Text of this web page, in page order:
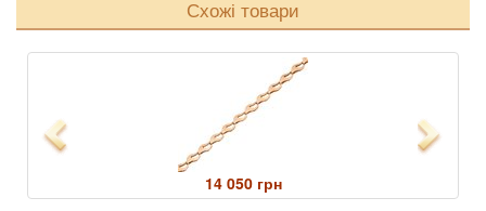
Схожі товари
Previous
14 050 грн
Next